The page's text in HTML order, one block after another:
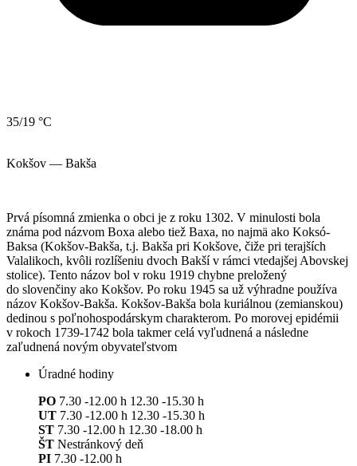
35/19 °C
Kokšov — Bakša
Prvá písomná zmienka o obci je z roku 1302. V minulosti bola
známa pod názvom Boxa alebo tiež Baxa, no najmä ako Koksó-
Baksa (Kokšov-Bakša, t.j. Bakša pri Kokšove, čiže pri terajších
Valalikoch, kvôli rozlíšeniu dvoch Bakší v rámci vtedajšej Abovskej
stolice). Tento názov bol v roku 1919 chybne preložený
do slovenčiny ako Kokšov. Po roku 1945 sa už výhradne používa
názov Kokšov-Bakša. Kokšov-Bakša bola kuriálnou (zemianskou)
dedinou s poľnohospodárskym charakterom. Po morovej epidémii
v rokoch 1739-1742 bola takmer celá vyľudnená a následne
zaľudnená novým obyvateľstvom
Úradné hodiny
PO 7.30 -12.00 h 12.30 -15.30 h
UT 7.30 -12.00 h 12.30 -15.30 h
ST 7.30 -12.00 h 12.30 -18.00 h
ŠT Nestránkový deň
PI 7.30 -12.00 h